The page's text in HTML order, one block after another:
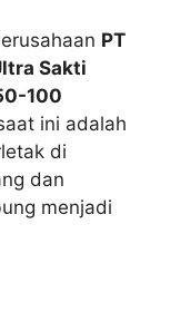
PT
Sakti
100
ini adalah
di
dan
menjadi